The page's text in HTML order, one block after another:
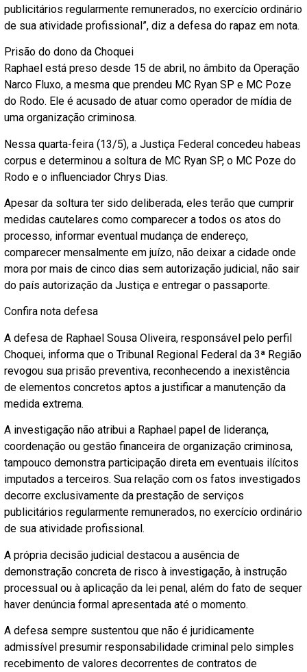
publicitários regularmente remunerados, no exercício ordinário
de sua atividade profissional”, diz a defesa do rapaz em nota.
Prisão do dono da Choquei
Raphael está preso desde 15 de abril, no âmbito da Operação
Narco Fluxo, a mesma que prendeu MC Ryan SP e MC Poze
do Rodo. Ele é acusado de atuar como operador de mídia de
uma organização criminosa.
Nessa quarta-feira (13/5), a Justiça Federal concedeu habeas
corpus e determinou a soltura de MC Ryan SP, o MC Poze do
Rodo e o influenciador Chrys Dias.
Apesar da soltura ter sido deliberada, eles terão que cumprir
medidas cautelares como comparecer a todos os atos do
processo, informar eventual mudança de endereço,
comparecer mensalmente em juízo, não deixar a cidade onde
mora por mais de cinco dias sem autorização judicial, não sair
do país autorização da Justiça e entregar o passaporte.
Confira nota defesa
A defesa de Raphael Sousa Oliveira, responsável pelo perfil
Choquei, informa que o Tribunal Regional Federal da 3ª Região
revogou sua prisão preventiva, reconhecendo a inexistência
de elementos concretos aptos a justificar a manutenção da
medida extrema.
A investigação não atribui a Raphael papel de liderança,
coordenação ou gestão financeira de organização criminosa,
tampouco demonstra participação direta em eventuais ilícitos
imputados a terceiros. Sua relação com os fatos investigados
decorre exclusivamente da prestação de serviços
publicitários regularmente remunerados, no exercício ordinário
de sua atividade profissional.
A própria decisão judicial destacou a ausência de
demonstração concreta de risco à investigação, à instrução
processual ou à aplicação da lei penal, além do fato de sequer
haver denúncia formal apresentada até o momento.
A defesa sempre sustentou que não é juridicamente
admissível presumir responsabilidade criminal pelo simples
recebimento de valores decorrentes de contratos de